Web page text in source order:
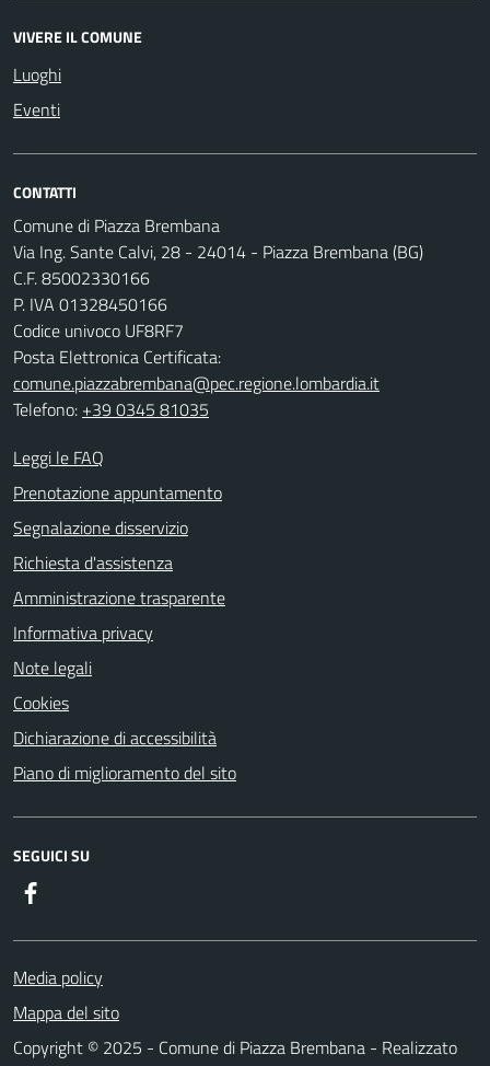
VIVERE IL COMUNE
Luoghi
Eventi
CONTATTI
Comune di Piazza Brembana
Via Ing. Sante Calvi, 28 - 24014 - Piazza Brembana (BG)
C.F. 85002330166
P. IVA 01328450166
Codice univoco UF8RF7
Posta Elettronica Certificata:
comune.piazzabrembana@pec.regione.lombardia.it
Telefono: +39 0345 81035
Leggi le FAQ
Prenotazione appuntamento
Segnalazione disservizio
Richiesta d'assistenza
Amministrazione trasparente
Informativa privacy
Note legali
Cookies
Dichiarazione di accessibilità
Piano di miglioramento del sito
SEGUICI SU
Media policy
Mappa del sito
Copyright © 2025 - Comune di Piazza Brembana - Realizzato